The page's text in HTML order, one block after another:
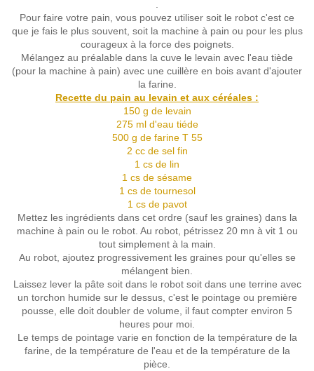
Pour faire votre pain, vous pouvez utiliser soit le robot c'est ce
que je fais le plus souvent, soit la machine à pain ou pour les plus
courageux à la force des poignets.
Mélangez au préalable dans la cuve le levain avec l'eau tiède
(pour la machine à pain) avec une cuillère en bois avant d'ajouter
la farine.
Recette du pain au levain et aux céréales :
150 g de levain
275 ml d'eau tiéde
500 g de farine T 55
2 cc de sel fin
1 cs de lin
1 cs de sésame
1 cs de tournesol
1 cs de pavot
Mettez les ingrédients dans cet ordre (sauf les graines) dans la
machine à pain ou le robot. Au robot, pétrissez 20 mn à vit 1 ou
tout simplement à la main.
Au robot, ajoutez progressivement les graines pour qu'elles se
mélangent bien.
Laissez lever la pâte soit dans le robot soit dans une terrine avec
un torchon humide sur le dessus, c'est le pointage ou première
pousse, elle doit doubler de volume, il faut compter environ 5
heures pour moi.
Le temps de pointage varie en fonction de la température de la
farine, de la température de l'eau et de la température de la
pièce.